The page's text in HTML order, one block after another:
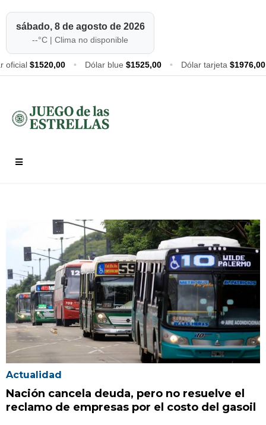
sábado, 8 de agosto de 2026
--°C | Clima no disponible
oficial $1520,00 • Dólar blue $1525,00 • Dólar tarjeta $1976,00
Actualidad
Nación cancela deuda, pero no resuelve el
reclamo de empresas por el costo del gasoil